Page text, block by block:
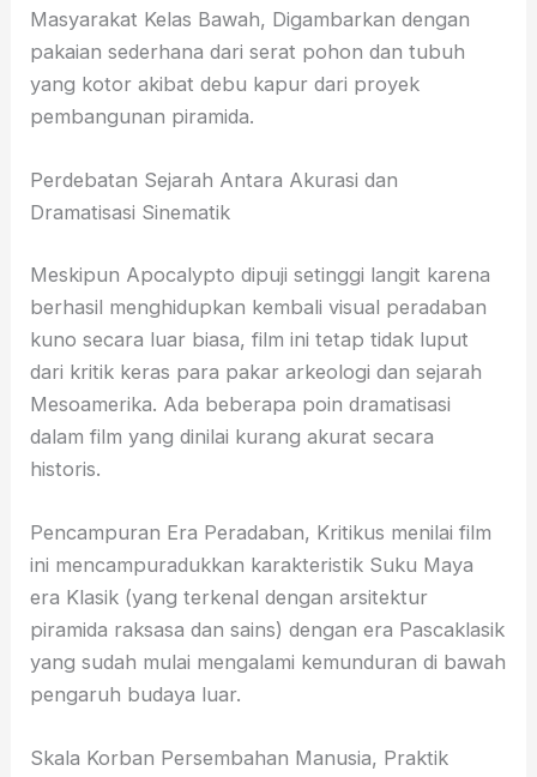
Masyarakat Kelas Bawah, Digambarkan dengan
pakaian sederhana dari serat pohon dan tubuh
yang kotor akibat debu kapur dari proyek
pembangunan piramida.
Perdebatan Sejarah Antara Akurasi dan
Dramatisasi Sinematik
Meskipun Apocalypto dipuji setinggi langit karena
berhasil menghidupkan kembali visual peradaban
kuno secara luar biasa, film ini tetap tidak luput
dari kritik keras para pakar arkeologi dan sejarah
Mesoamerika. Ada beberapa poin dramatisasi
dalam film yang dinilai kurang akurat secara
historis.
Pencampuran Era Peradaban, Kritikus menilai film
ini mencampuradukkan karakteristik Suku Maya
era Klasik (yang terkenal dengan arsitektur
piramida raksasa dan sains) dengan era Pascaklasik
yang sudah mulai mengalami kemunduran di bawah
pengaruh budaya luar.
Skala Korban Persembahan Manusia, Praktik